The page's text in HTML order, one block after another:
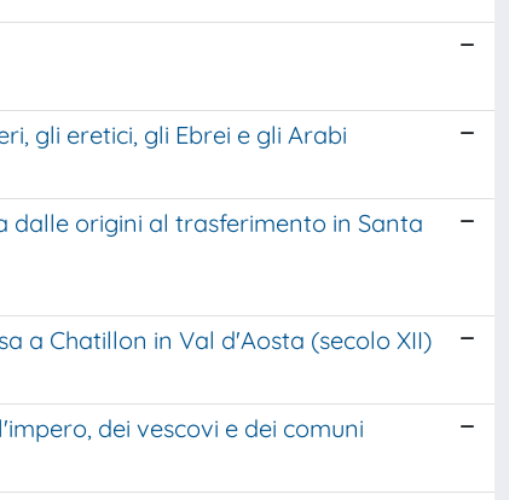
gli eretici, gli Ebrei e gli Arabi
origini al trasferimento in Santa
a Chatillon in Val d'Aosta (secolo XII)
dei vescovi e dei comuni